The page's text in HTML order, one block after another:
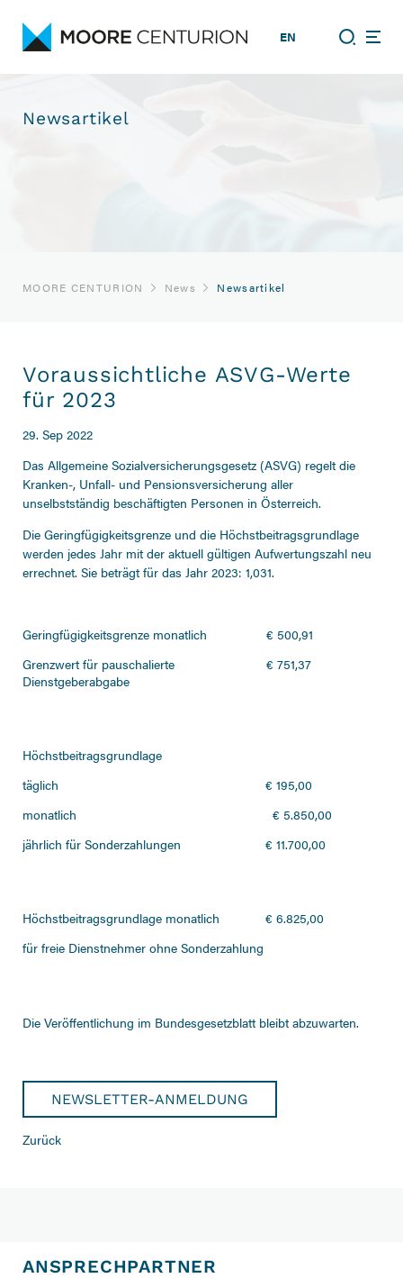
EN
Newsartikel
MOORE CENTURION News Newsartikel
Voraussichtliche ASVG-Werte
für 2023
29. Sep 2022
Das Allgemeine Sozialversicherungsgesetz (ASVG) regelt die
Kranken-, Unfall- und Pensionsversicherung aller
unselbstständig beschäftigten Personen in Österreich.
Die Geringfügigkeitsgrenze und die Höchstbeitragsgrundlage
werden jedes Jahr mit der aktuell gültigen Aufwertungszahl neu
errechnet. Sie beträgt für das Jahr 2023: 1,031.
Geringfügigkeitsgrenze monatlich
€ 500,91
Grenzwert für pauschalierte
Dienstgeberabgabe
€ 751,37
Höchstbeitragsgrundlage
täglich
€ 195,00
monatlich
€ 5.850,00
jährlich für Sonderzahlungen
€ 11.700,00
Höchstbeitragsgrundlage monatlich
für freie Dienstnehmer ohne Sonderzahlung
€ 6.825,00
Die Veröffentlichung im Bundesgesetzblatt bleibt abzuwarten.
NEWSLETTER-ANMELDUNG
Zurück
ANSPRECHPARTNER